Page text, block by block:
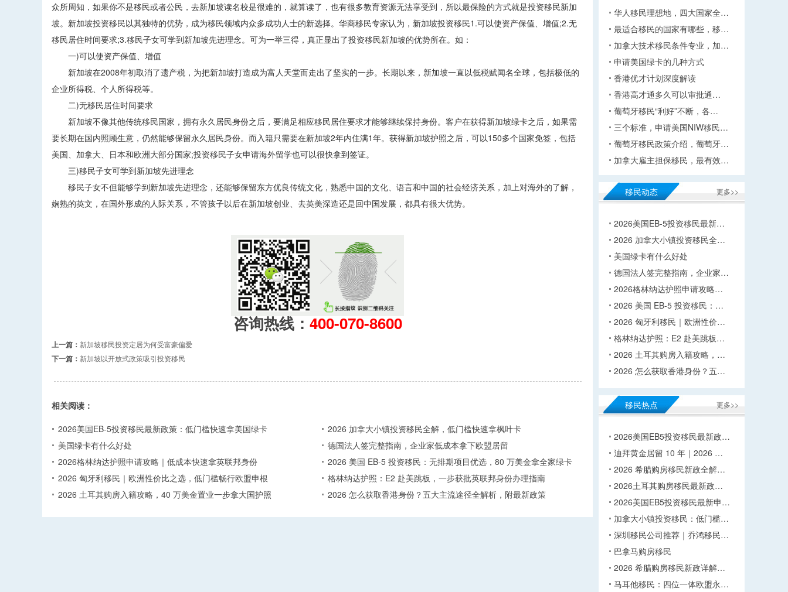
众所周知，如果你不是移民或者公民，去新加坡读名校是很难的，就算读了，也有很多教育资源无法享受到，所以最保险的方式就是投资移民新加
坡。新加坡投资移民以其独特的优势，成为移民领域内众多成功人士的新选择。华商移民专家认为，新加坡投资移民1.可以使资产保值、增值;2.无
移民居住时间要求;3.移民子女可学到新加坡先进理念。可为一举三得，真正显出了投资移民新加坡的优势所在。如：
一)可以使资产保值、增值
新加坡在2008年初取消了遗产税，为把新加坡打造成为富人天堂而走出了坚实的一步。长期以来，新加坡一直以低税赋闻名全球，包括极低的
企业所得税、个人所得税等。
二)无移民居住时间要求
新加坡不像其他传统移民国家，拥有永久居民身份之后，要满足相应移民居住要求才能够继续保持身份。客户在获得新加坡绿卡之后，如果需
要长期在国内照顾生意，仍然能够保留永久居民身份。而入籍只需要在新加坡2年内住满1年。获得新加坡护照之后，可以150多个国家免签，包括
美国、加拿大、日本和欧洲大部分国家;投资移民子女申请海外留学也可以很快拿到签证。
三)移民子女可学到新加坡先进理念
移民子女不但能够学到新加坡先进理念，还能够保留东方优良传统文化，熟悉中国的文化、语言和中国的社会经济关系，加上对海外的了解，
娴熟的英文，在国外形成的人际关系，不管孩子以后在新加坡创业、去英美深造还是回中国发展，都具有很大优势。
咨询热线： 400-070-8600
上一篇： 新加坡移民投资定居为何受富豪偏爱
下一篇： 新加坡以开放式政策吸引投资移民
相关阅读：
2026美国EB-5投资移民最新政策：低门槛快速拿美国绿卡
2026 加拿大小镇投资移民全解，低门槛快速拿枫叶卡
美国绿卡有什么好处
德国法人签完整指南，企业家低成本拿下欧盟居留
2026格林纳达护照申请攻略｜低成本快速拿英联邦身份
2026 美国 EB-5 投资移民：无排期项目优选，80 万美金拿全家绿卡
2026 匈牙利移民｜欧洲性价比之选，低门槛畅行欧盟申根
格林纳达护照：E2 赴美跳板，一步获批英联邦身份办理指南
2026 土耳其购房入籍攻略，40 万美金置业一步拿大国护照
2026 怎么获取香港身份？五大主流途径全解析，附最新政策
华人移民理想地，四大国家全…
最适合移民的国家有哪些，移…
加拿大技术移民条件专业，加…
申请美国绿卡的几种方式
香港优才计划深度解读
香港高才通多久可以审批通…
葡萄牙移民“利好”不断，各…
三个标准，申请美国NIW移民…
葡萄牙移民政策介绍，葡萄牙…
加拿大雇主担保移民，最有效…
更多>>
移民动态
2026美国EB-5投资移民最新…
2026 加拿大小镇投资移民全…
美国绿卡有什么好处
德国法人签完整指南，企业家…
2026格林纳达护照申请攻略…
2026 美国 EB-5 投资移民：…
2026 匈牙利移民｜欧洲性价…
格林纳达护照：E2 赴美跳板…
2026 土耳其购房入籍攻略，…
2026 怎么获取香港身份？五…
更多>>
移民热点
2026美国EB5投资移民最新政…
迪拜黄金居留 10 年｜2026 …
2026 希腊购房移民新政全解…
2026土耳其购房移民最新政…
2026美国EB5投资移民最新申…
加拿大小镇投资移民：低门槛…
深圳移民公司推荐｜乔鸿移民…
巴拿马购房移民
2026 希腊购房移民新政详解…
马耳他移民：四位一体欧盟永…